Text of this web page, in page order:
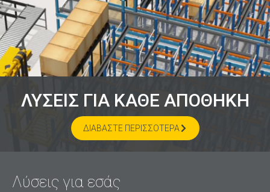
ΛΥΣΕΙΣ ΓΙΑ ΚΑΘΕ ΑΠΟΘΗΚΗ
ΔΙΑΒΆΣΤΕ ΠΕΡΙΣΣΌΤΕΡΑ
Λύσεις για εσάς